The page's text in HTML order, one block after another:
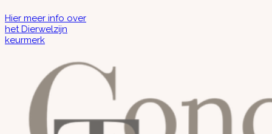
Hier meer info over
het Dierwelzijn
keurmerk